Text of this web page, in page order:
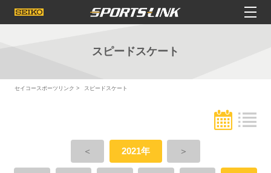
スピードスケート
セイコースポーツリンク スピードスケート
＜ 2021年 ＞